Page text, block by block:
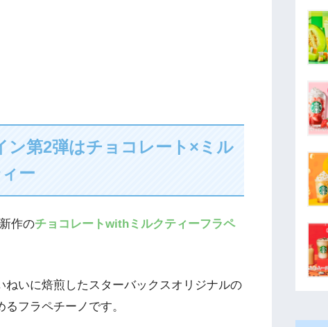
ン第2弾はチョコレート×ミル
ー
作のチョコレートwithミルクティーフラペ
いに焙煎したスターバックスオリジナルの
フラペチーノです。